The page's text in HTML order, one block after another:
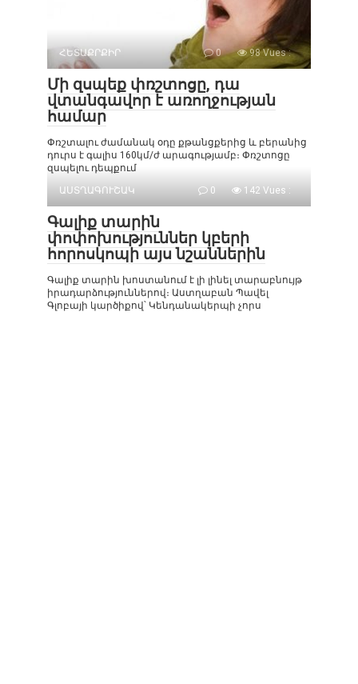
ՀԵՏԱՔՐՔԻՐ 0 98 Vues :
Մի զսպեք փռշտոցը, դա
վտանգավոր է առողջության
համար
Փռշտալու ժամանակ օդը քթանցքերից և բերանից
դուրս է գալիս 160կմ/ժ արագությամբ։ Փռշտոցը
զսպելու դեպքում
ԱՍՏՂԱԳՈՒՇԱԿ
0 142 Vues :
Գալիք տարին
փոփոխություններ կբերի
հորոսկոպի այս նշաններին
Գալիք տարին խոստանում է լի լինել տարաբնույթ
իրադարձություններով։ Աստղաբան Պավել
Գլոբայի կարծիքով՝ Կենդանակերպի չորս